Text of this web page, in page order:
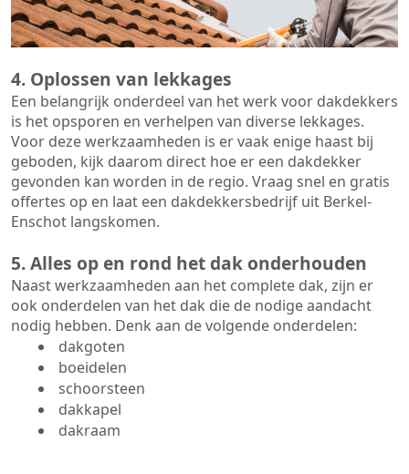
4. Oplossen van lekkages
Een belangrijk onderdeel van het werk voor dakdekkers
is het opsporen en verhelpen van diverse lekkages.
Voor deze werkzaamheden is er vaak enige haast bij
geboden, kijk daarom direct hoe er een dakdekker
gevonden kan worden in de regio. Vraag snel en gratis
offertes op en laat een dakdekkersbedrijf uit Berkel-
Enschot langskomen.
5. Alles op en rond het dak onderhouden
Naast werkzaamheden aan het complete dak, zijn er
ook onderdelen van het dak die de nodige aandacht
nodig hebben. Denk aan de volgende onderdelen:
dakgoten
boeidelen
schoorsteen
dakkapel
dakraam